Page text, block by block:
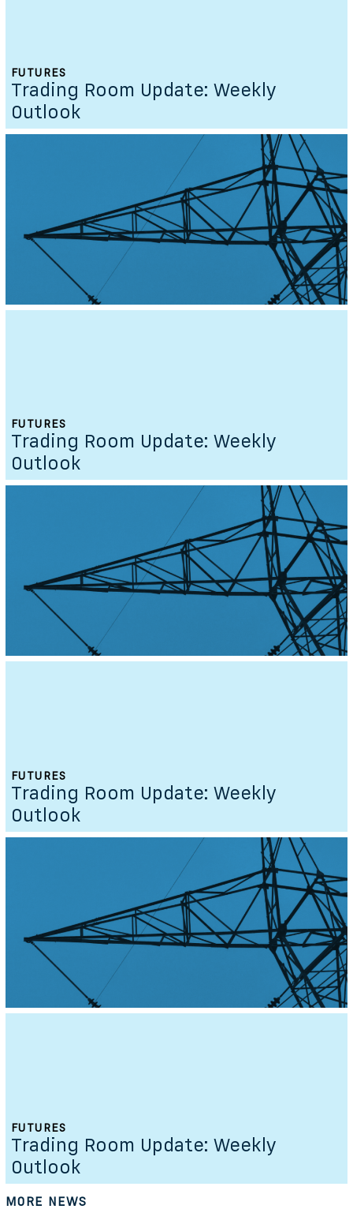
FUTURES
Trading Room Update: Weekly
Outlook
FUTURES
Trading Room Update: Weekly
Outlook
FUTURES
Trading Room Update: Weekly
Outlook
FUTURES
Trading Room Update: Weekly
Outlook
MORE NEWS